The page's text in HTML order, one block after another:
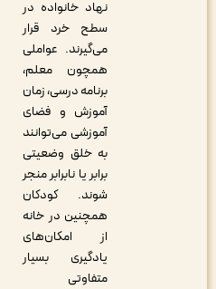
نهاد خانواده در
سطح خرد قرار
می‌گیرند. عواملی
همچون معلم،
برنامه درسی، زمان
آموزش و فضای
آموزشی می‌توانند
به خلق وضعیتی
برابر یا نابرابر منجر
شوند. کودکان
همچنین در خانه
از امکان‌های
یادگیری بسیار